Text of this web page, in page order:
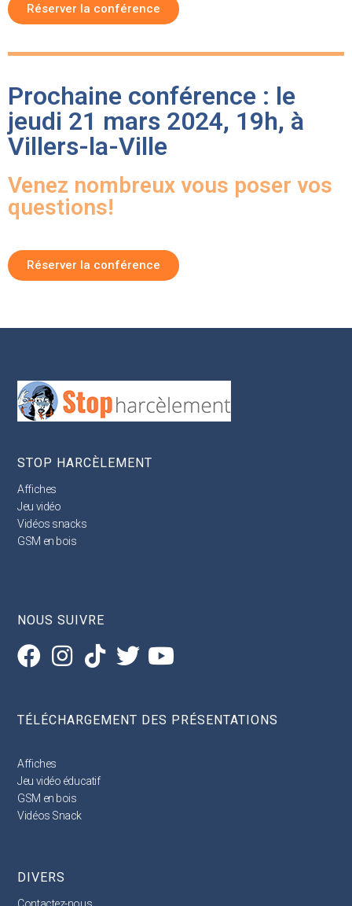
Réserver la conférence
Prochaine conférence : le
jeudi 21 mars 2024, 19h, à
Villers-la-Ville
Venez nombreux vous poser vos
questions!
Réserver la conférence
STOP HARCÈLEMENT
Affiches
Jeu vidéo
Vidéos snacks
GSM en bois
NOUS SUIVRE
TÉLÉCHARGEMENT DES PRÉSENTATIONS
Affiches
Jeu vidéo éducatif
GSM en bois
Vidéos Snack
DIVERS
Contactez-nous